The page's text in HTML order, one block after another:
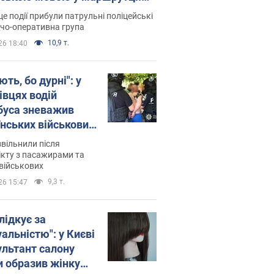
склала адмінпротокол.
події прибули патрульні поліцейські
оперативна група
18:40 10,9 т.
бо дурні": у
водій
зневажив
військових
Відео
після
з пасажирами та
15:47 9,3 т.
за
у Києві
салону
образив жінку